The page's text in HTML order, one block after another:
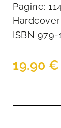
Pagine:
Hardcover
ISBN
19.90 €
La